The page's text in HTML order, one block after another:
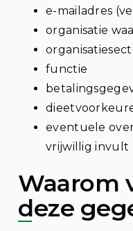
e-mailadres
organisatie
functie
eventuele
vrijwillig invult
Waarom
deze